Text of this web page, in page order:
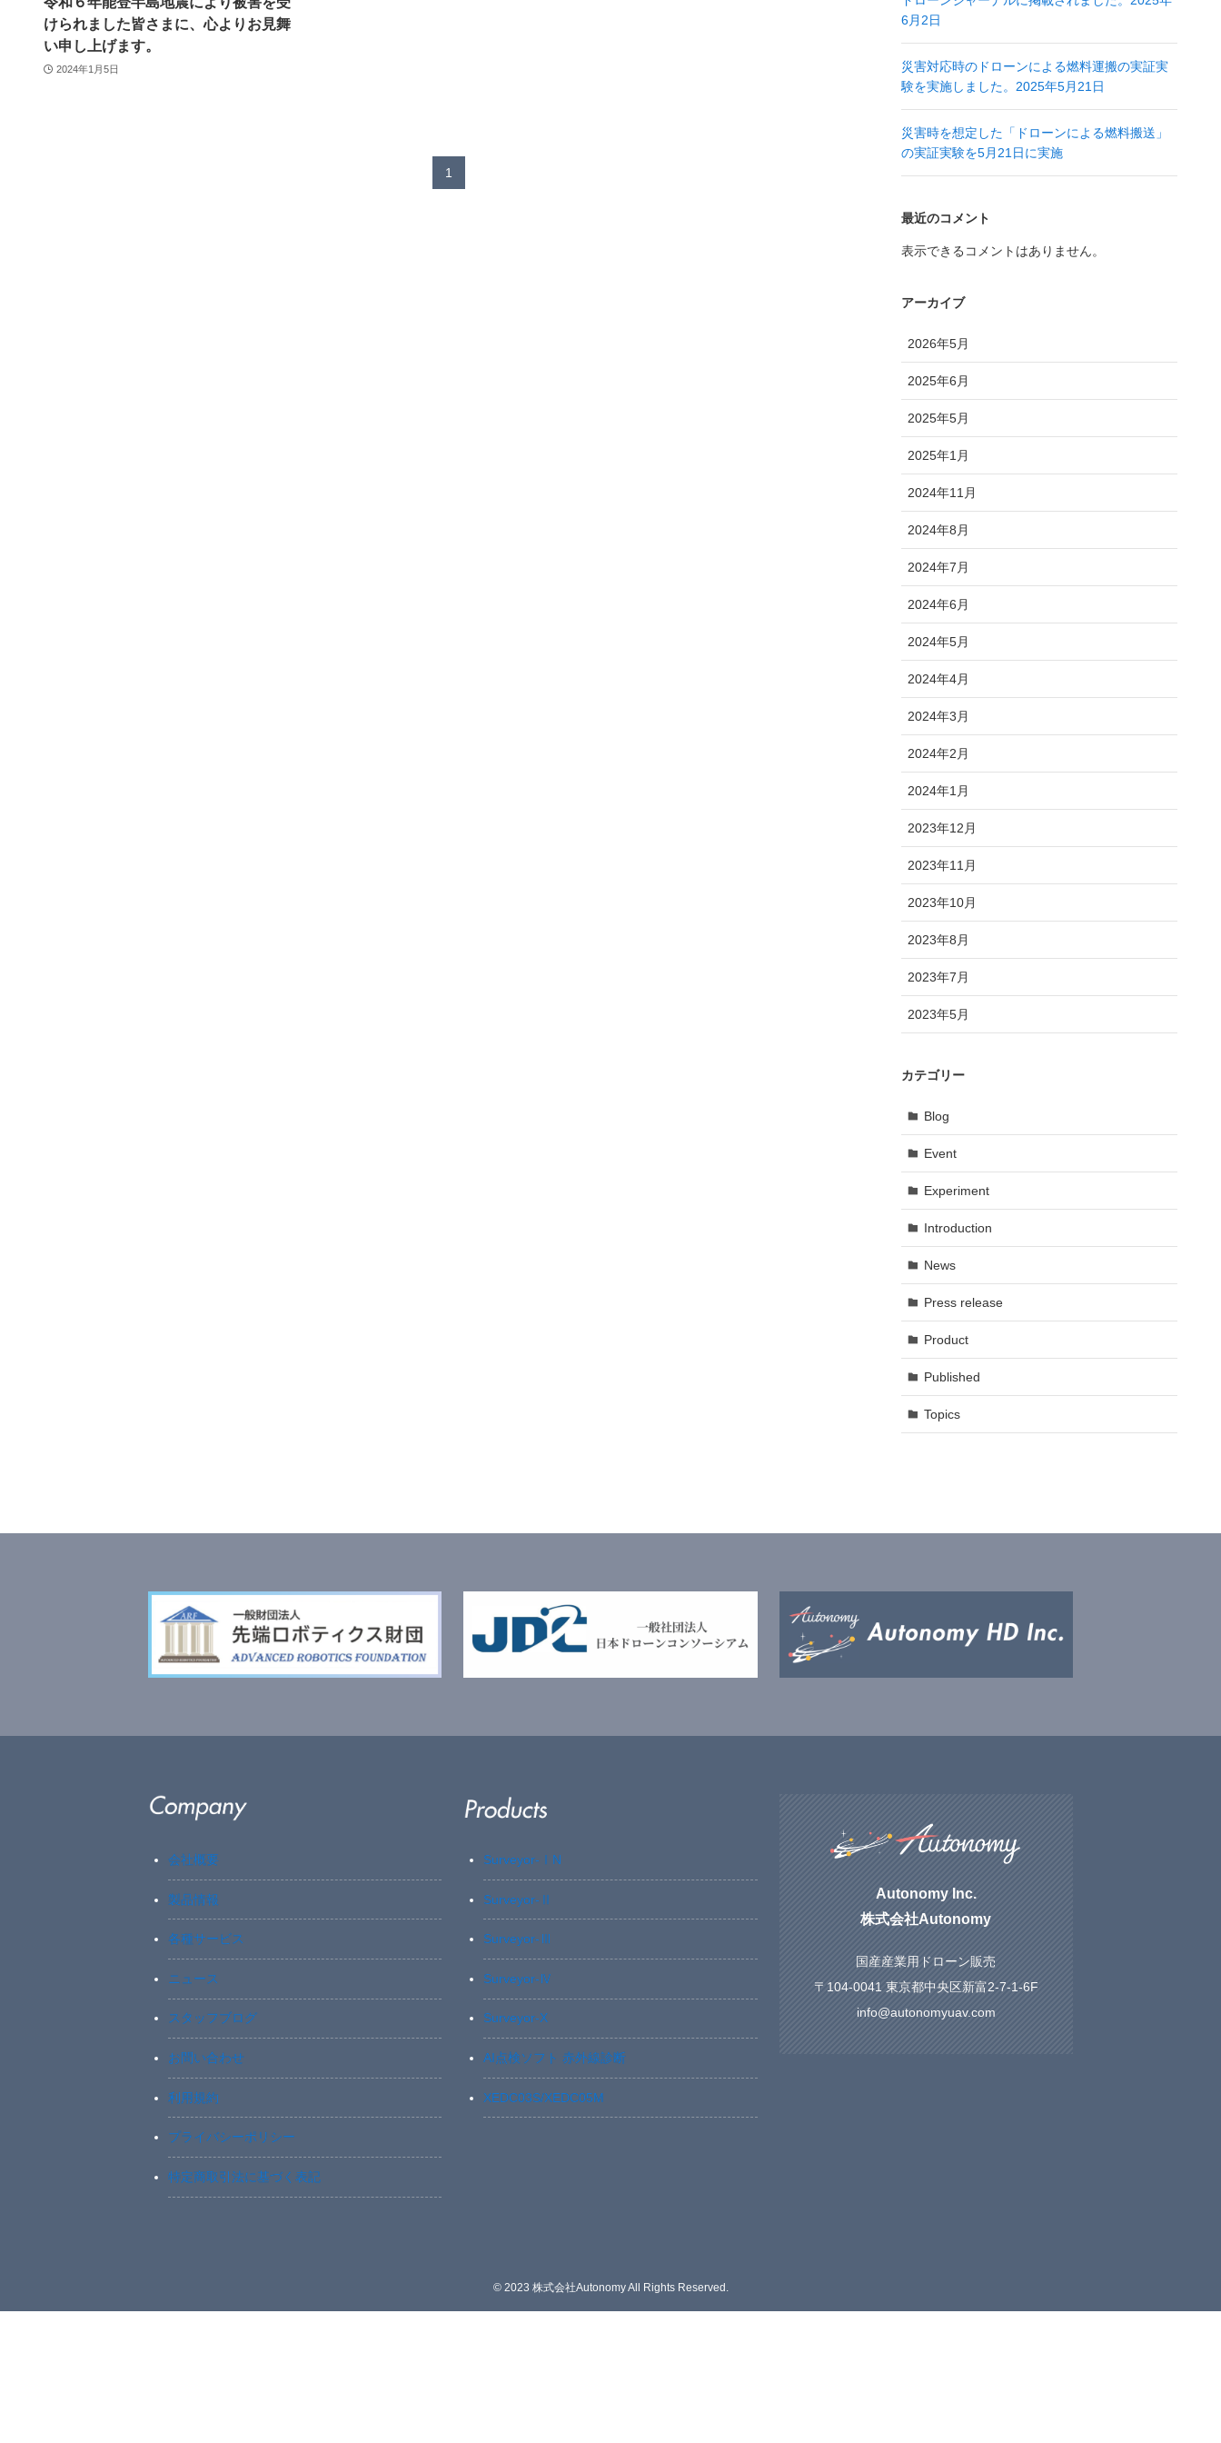
けられました皆さまに、心よりお見舞
い申し上げます。
2024年1月5日
1
6月2日
災害対応時のドローンによる燃料運搬の実証実
験を実施しました。2025年5月21日
災害時を想定した「ドローンによる燃料搬送」
の実証実験を5月21日に実施
最近のコメント
表示できるコメントはありません。
アーカイブ
2026年5月
2025年6月
2025年5月
2025年1月
2024年11月
2024年8月
2024年7月
2024年6月
2024年5月
2024年4月
2024年3月
2024年2月
2024年1月
2023年12月
2023年11月
2023年10月
2023年8月
2023年7月
2023年5月
カテゴリー
Blog
Event
Experiment
Introduction
News
Press release
Product
Published
Topics
会社概要
製品情報
各種サービス
ニュース
スタッフブログ
お問い合わせ
利用規約
プライバシーポリシー
特定商取引法に基づく表記
Surveyor-ⅠN
Surveyor-Ⅱ
Surveyor-Ⅲ
Surveyor-Ⅳ
Surveyor-X
AI点検ソフト 赤外線診断
XEDC03S/XEDC05M
Autonomy Inc.
株式会社Autonomy
国産産業用ドローン販売
〒104-0041 東京都中央区新富2-7-1-6F
info@autonomyuav.com
©2023 株式会社Autonomy All Rights Reserved.